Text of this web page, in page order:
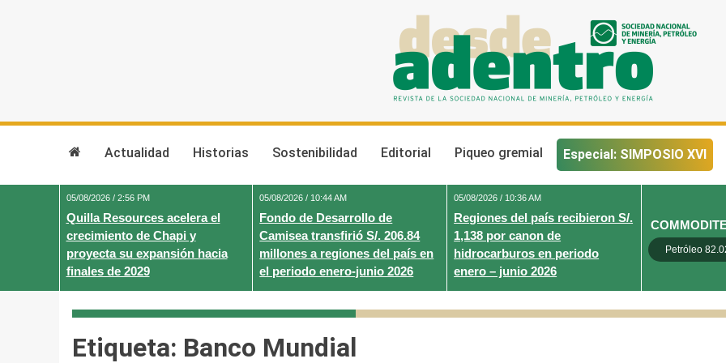
Actualidad Historias Sostenibilidad Editorial Piqueo gremial Especial: SIMPOSIO XVI
05/08/2026 / 2:56 PM
Quilla Resources acelera el
crecimiento de Chapi y
proyecta su expansión hacia
finales de 2029
05/08/2026 / 10:44 AM
Fondo de Desarrollo de
Camisea transfirió S/. 206.84
millones a regiones del país en
el periodo enero-junio 2026
05/08/2026 / 10:36 AM
Regiones del país recibieron S/.
1,138 por canon de
hidrocarburos en periodo
enero – junio 2026
Petróleo
Etiqueta: Banco Mundial